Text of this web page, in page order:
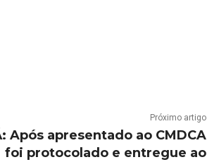
Próximo artigo
Após apresentado ao CMDCA
foi protocolado e entregue ao